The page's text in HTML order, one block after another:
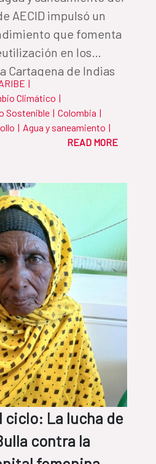
AECID impulsó un
que fomenta
en los
Cartagena de Indias
|
Climático |
Sostenible | Colombia |
| Agua y saneamiento |
READ MORE
ciclo: La lucha de
contra la